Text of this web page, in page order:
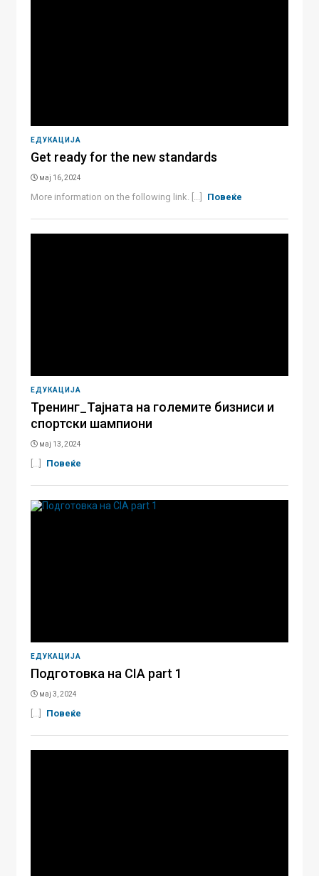
ЕДУКАЦИЈА
Get ready for the new standards
мај 16, 2024
More information on the following link. [...] Повеќе
ЕДУКАЦИЈА
Тренинг_Тајната на големите бизниси и
спортски шампиони
мај 13, 2024
[...] Повеќе
ЕДУКАЦИЈА
Подготовка на CIA part 1
мај 3, 2024
[...] Повеќе